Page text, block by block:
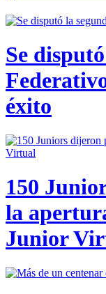
Se
éxito
150
la
Junior